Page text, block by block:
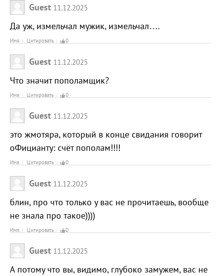
Guest 11.12.2025
Да уж, измельчал мужик, измельчал….
Имя Цитировать 0
Guest 11.12.2025
Что значит пополамщик?
Имя Цитировать 0
Guest 11.12.2025
это жмотяра, который в конце свидания говорит
оФицианту: счёт пополам!!!!
Имя Цитировать 0
Guest 11.12.2025
блин, про что только у вас не прочитаешь, вообще
не знала про такое))))
Имя Цитировать 0
Guest 11.12.2025
А потому что вы, видимо, глубоко замужем, вас не